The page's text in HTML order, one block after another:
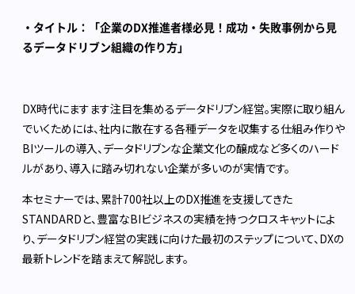
・タイトル：「企業のDX推進者様必見！成功・失敗事例から見
るデータドリブン組織の作り方」
DX時代にますます注目を集めるデータドリブン経営。実際に取り組ん
でいくためには、社内に散在する各種データを収集する仕組み作りや
BIツールの導入、データドリブンな企業文化の醸成など多くのハード
ルがあり、導入に踏み切れない企業が多いのが実情です。
本セミナーでは、累計700社以上のDX推進を支援してきた
STANDARDと、豊富なBIビジネスの実績を持つクロスキャットによ
り、データドリブン経営の実践に向けた最初のステップについて、DXの
最新トレンドを踏まえて解説します。